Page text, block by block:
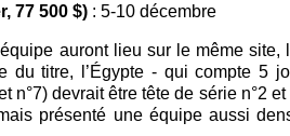
77 500 $) : 5-10 décembre
auront lieu sur le même
titre, l’Égypte - qui compte 5
n°7) devrait être tête de série n°2
présenté une équipe aussi